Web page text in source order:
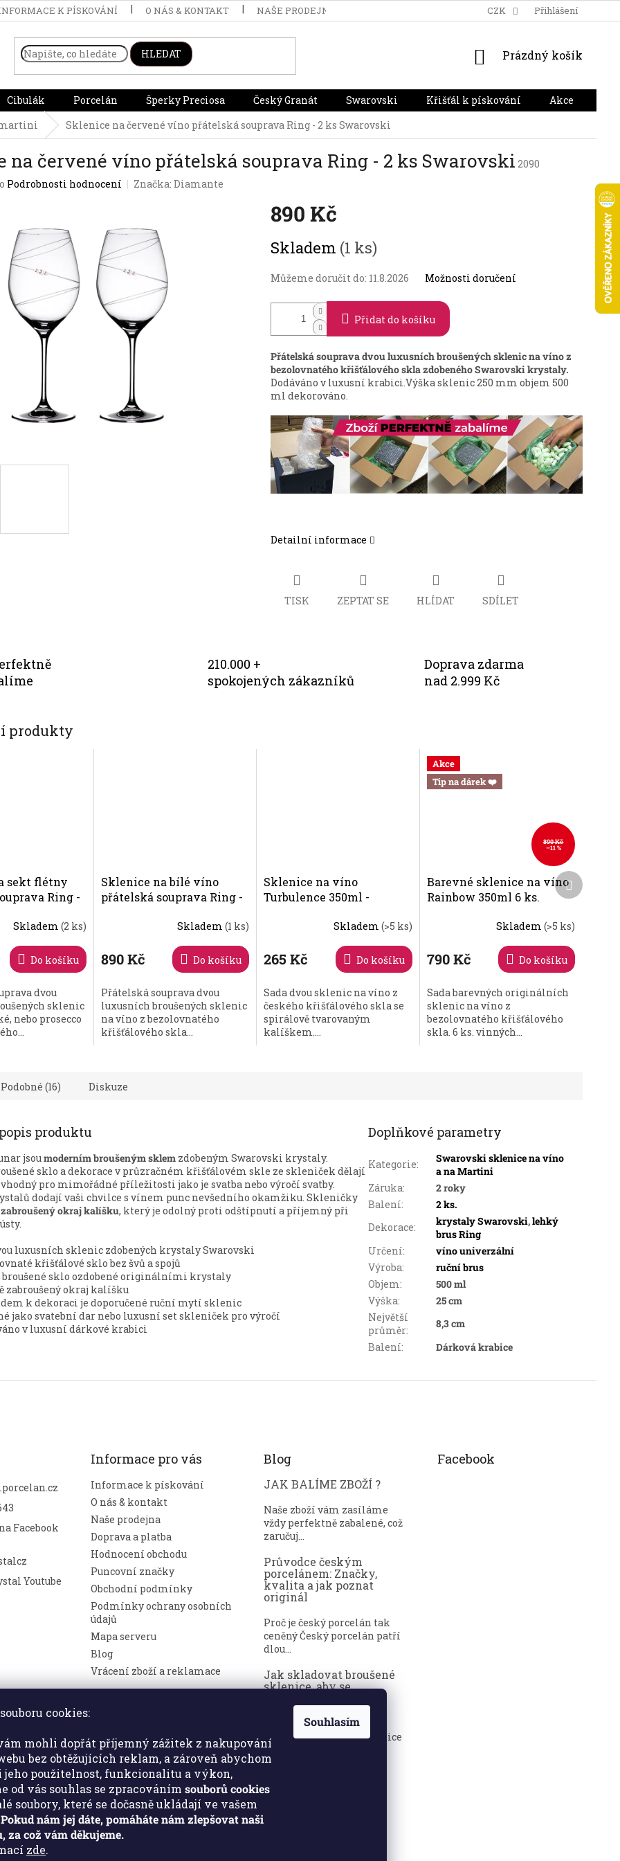
cookies:
mohli dopřát příjemný zážitek z nakupování
bez obtěžujících reklam, a zároveň abychom
jeho použitelnost, funkcionalitu a výkon,
od vás souhlas se zpracováním souborů cookies
soubory, které se dočasně ukládají ve vašem
Pokud nám jej dáte, pomáháte nám zlepšovat naši
za což vám děkujeme.
zde.
Souhlasím
K PÍSKOVÁNÍ O NÁS & KONTAKT NAŠE PRODEJNA HODNOCENÍ OBCHODU
CZK Přihlášení
HLEDAT
NÁKUPNÍ
Prázdný košík
Cibulák Porcelán Šperky Preciosa Český Granát Swarovski Křišťál k pískování Akce
martini Sklenice na červené víno přátelská souprava Ring - 2 ks Swarovski
na červené víno přátelská souprava Ring - 2 ks Swarovski 2090
Podrobnosti hodnocení Značka:Diamante
890 Kč
cena:
Skladem (1 ks)
Můžeme doručit do: 11.8.2026 Možnosti doručení
Přidat do košíku
Přátelská souprava dvou luxusních broušených sklenic na víno z
bezolovnatého křišťálového skla zdobeného Swarovski krystaly.
Dodáváno v luxusní krabici.Výška sklenic 250 mm objem 500
ml dekorováno.
Detailní informace
TISK ZEPTAT SE HLÍDAT SDÍLET
210.000 +
spokojených zákazníků
Doprava zdarma
nad 2.999 Kč
produkty
sekt flétny
Ring -
Skladem(2 ks)
Do košíku
dvou
sklenic
nebo prosecco
Sklenice na bílé víno
přátelská souprava Ring -
Skladem(1 ks)
890 Kč Do košíku
Přátelská souprava dvou
luxusních broušených sklenic
na víno z bezolovnatého
křišťálového skla...
Sklenice na víno
Turbulence 350ml -
Skladem (>5 ks)
265 Kč Do košíku
Sada dvou sklenic na víno z
českého křišťálového skla se
spirálově tvarovaným
kalíškem....
Akce
Tip na dárek ❤️
890 Kč
–11 %
Barevné sklenice na víno
Rainbow 350ml 6 ks.
produktu
je
z
5
hvězdiček.
Skladem(>5 ks)
790 Kč Do košíku
Sada barevných originálních
sklenic na víno z
bezolovnatého křišťálového
skla. 6 ks. vinných...
Další
produkt
Podobné (16) Diskuze
produktu
jsoumoderním broušeným sklem zdobeným Swarovski krystaly.
sklo a dekorace v průzračném křišťálovém skle ze skleniček dělají
pro mimořádné příležitosti jako je svatba nebo výročí svatby.
dodají vaši chvilce s vínem punc nevšedního okamžiku. Skleničky
zabroušený okraj kalíšku, který je odolný proti odštípnutí a příjemný při
luxusních sklenic zdobených krystaly Swarovski
křišťálové sklo bez švů a spojů
broušené sklo ozdobené originálními krystaly
zabroušený okraj kalíšku
k dekoraci je doporučené ruční mytí sklenic
jako svatební dar nebo luxusní set skleniček pro výročí
v luxusní dárkové krabici
Doplňkové parametry
Kategorie:
Swarovski sklenice na víno
a na Martini
Záruka:
2 roky
Balení:
2 ks.
Dekorace: krystaly Swarovski,lehký
brus Ring
Určení:
víno univerzální
Výroba:
ruční brus
Objem:
500 ml
Výška:
25 cm
Největší
průměr:
8,3 cm
Balení: Dárková krabice
Facebook
Youtube
Informace pro vás
Informace k pískování
O nás & kontakt
Naše prodejna
Doprava a platba
Hodnocení obchodu
Puncovní značky
Obchodní podmínky
Podmínky ochrany osobních
údajů
Mapa serveru
Blog
Vrácení zboží a reklamace
Blog
JAK BALÍME ZBOŽÍ ?
Naše zboží vám zasíláme
vždy perfektně zabalené, což
zaručuj...
Průvodce českým
porcelánem: Značky,
kvalita a jak poznat
originál
Proč je český porcelán tak
ceněný Český porcelán patří
dlou...
Jak skladovat broušené
sklenice, aby se
Broušené sklenice jsou
symbolem elegance, tradice
a luxusu. ...
Facebook